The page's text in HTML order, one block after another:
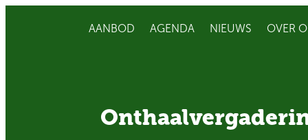
AANBOD AGENDA NIEUWS OVER